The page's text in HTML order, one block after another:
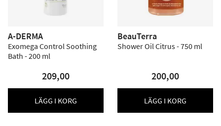
A-DERMA
Exomega Control Soothing
Bath - 200 ml
209,00
LÄGG I KORG
BeauTerra
Shower Oil Citrus - 750 ml
200,00
LÄGG I KORG